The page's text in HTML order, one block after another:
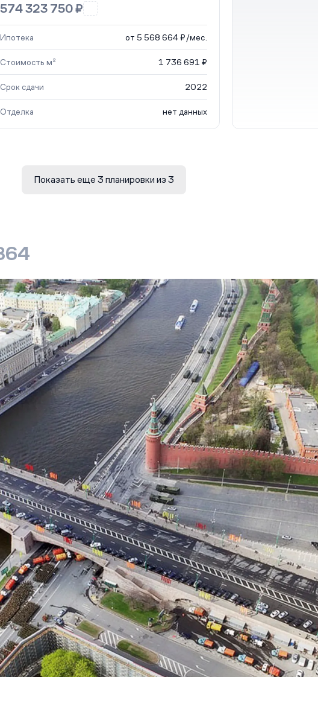
574 323 750 ₽
Ипотека от 5 568 664 ₽/мес.
Стоимость м² 1 736 691 ₽
Срок сдачи 2022
Отделка нет данных
Показать еще 3 планировки из 3